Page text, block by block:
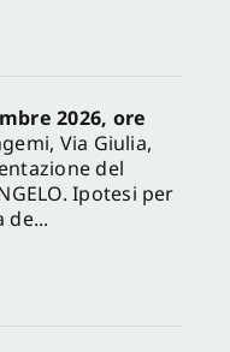
2026, ore
Via Giulia,
del
Ipotesi per
de...